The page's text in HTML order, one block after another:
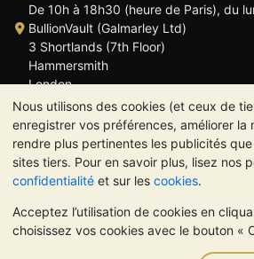
Nous utilisons des cookies (et ceux de
enregistrer vos préférences, améliorer la
rendre plus pertinentes les publicités
sites tiers. Pour en savoir plus, lisez nos
confidentialité et sur les cookies.
Acceptez l’utilisation de cookies en
choisissez vos cookies avec le bouton «
De 10h à 18h30 (heure de Paris), du
BullionVault (Galmarley Ltd)
3 Shortlands (7th Floor)
Hammersmith
London
W6 8DA
ROYAUME UNI
TrustScore 4.6 | 534 avis
VEUILLEZ NOTER: La valeur des métaux
bien baisser qu'augmenter. Les